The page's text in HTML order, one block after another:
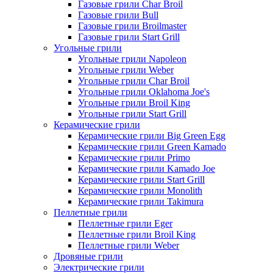
Газовые грили Char Broil
Газовые грили Bull
Газовые грили Broilmaster
Газовые грили Start Grill
Угольные грили
Угольные грили Napoleon
Угольные грили Weber
Угольные грили Char Broil
Угольные грили Oklahoma Joe's
Угольные грили Broil King
Угольные грили Start Grill
Керамические грили
Керамические грили Big Green Egg
Керамические грили Green Kamado
Керамические грили Primo
Керамические грили Kamado Joe
Керамические грили Start Grill
Керамические грили Monolith
Керамические грили Takimura
Пеллетные грили
Пеллетные грили Eger
Пеллетные грили Broil King
Пеллетные грили Weber
Дровяные грили
Электрические грили